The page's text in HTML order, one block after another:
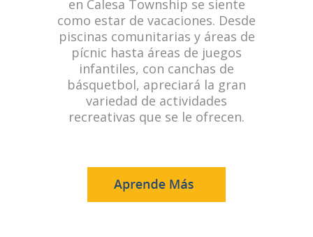
en Calesa Township se siente
como estar de vacaciones. Desde
piscinas comunitarias y áreas de
pícnic hasta áreas de juegos
infantiles, con canchas de
básquetbol, apreciará la gran
variedad de actividades
recreativas que se le ofrecen.